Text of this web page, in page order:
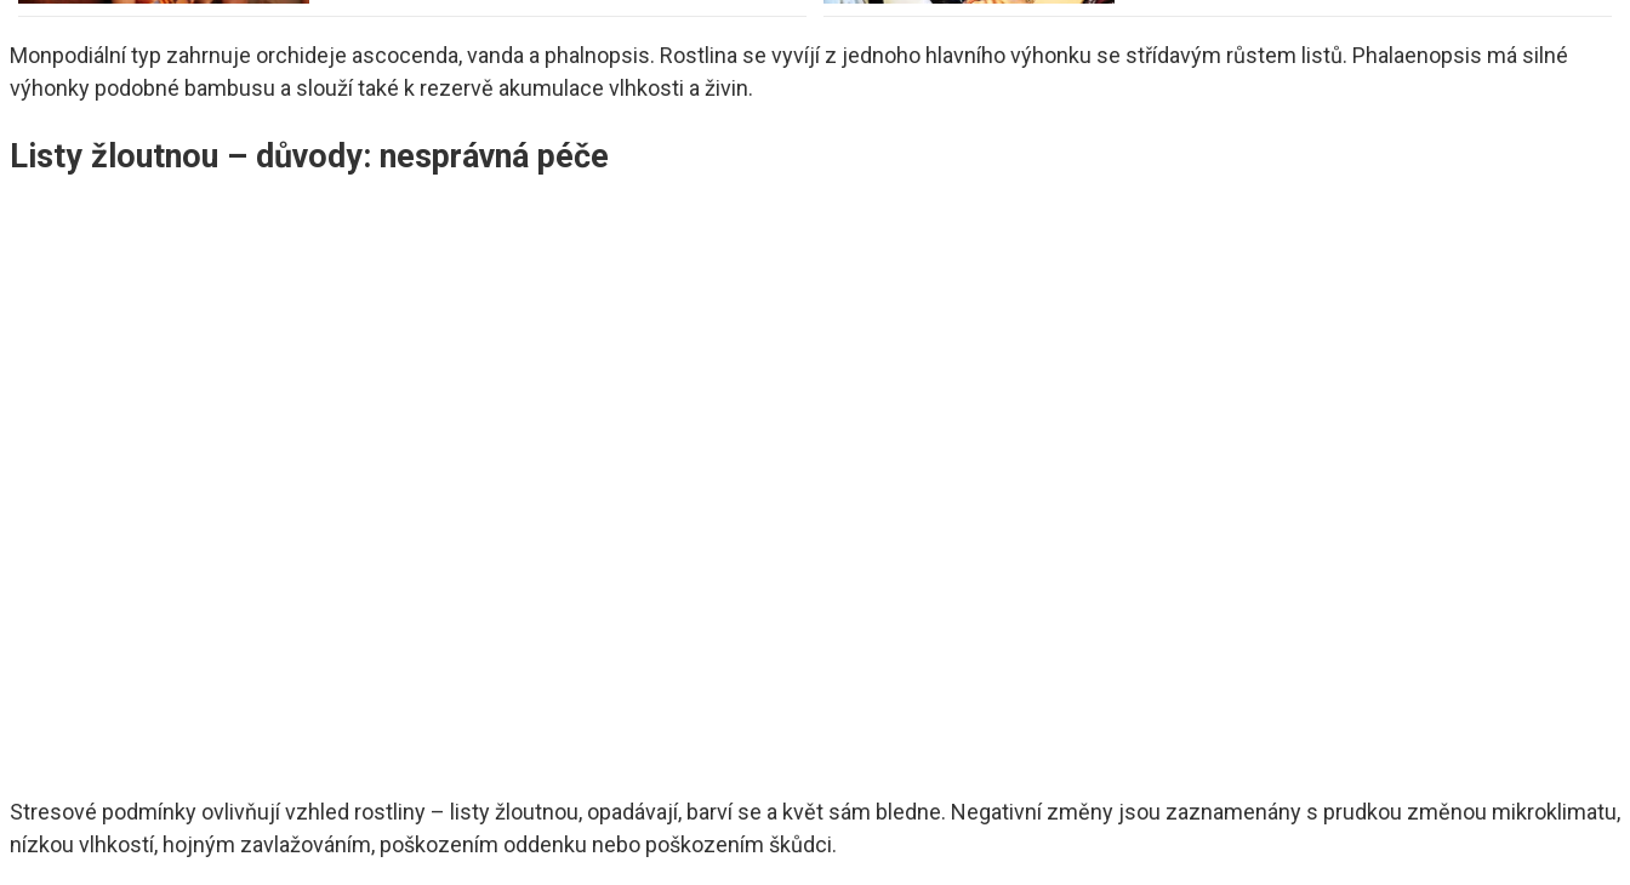
Monpodiální typ zahrnuje orchideje ascocenda, vanda a phalnopsis. Rostlina se vyvíjí z jednoho hlavního výhonku se střídavým růstem listů. Phalaenopsis má silné
výhonky podobné bambusu a slouží také k rezervě akumulace vlhkosti a živin.
Listy žloutnou – důvody: nesprávná péče
Stresové podmínky ovlivňují vzhled rostliny – listy žloutnou, opadávají, barví se a květ sám bledne. Negativní změny jsou zaznamenány s prudkou změnou mikroklimatu,
nízkou vlhkostí, hojným zavlažováním, poškozením oddenku nebo poškozením škůdci.